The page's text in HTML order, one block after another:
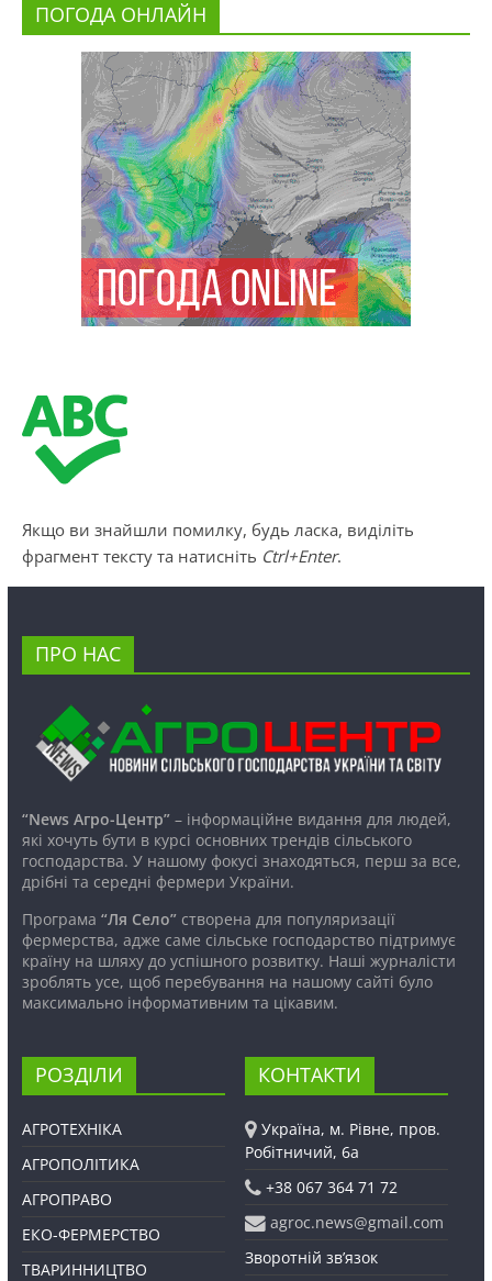
ПОГОДА ОНЛАЙН
Якщо ви знайшли помилку, будь ласка, виділіть
фрагмент тексту та натисніть Ctrl+Enter.
ПРО НАС
“News Агро-Центр”– інформаційне видання для людей,
які хочуть бути в курсі основних трендів сільського
господарства. У нашому фокусі знаходяться, перш за все,
дрібні та середні фермери України.
Програма “Ля Село”створена для популяризації
фермерства, адже саме сільське господарство підтримує
країну на шляху до успішного розвитку. Наші журналісти
зроблять усе, щоб перебування на нашому сайті було
максимально інформативним та цікавим.
РОЗДІЛИ
АГРОТЕХНІКА
АГРОПОЛІТИКА
АГРОПРАВО
ЕКО-ФЕРМЕРСТВО
ТВАРИННИЦТВО
КОНТАКТИ
Україна, м. Рівне, пров.
Робітничий, 6а
+38 067 364 71 72
agroc.news@gmail.com
Зворотній зв’язок